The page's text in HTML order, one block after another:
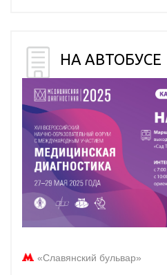
НА АВТОБУСЕ
«Славянский бульвар»